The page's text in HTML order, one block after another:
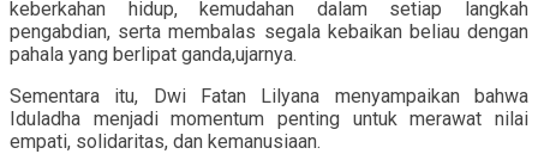
keberkahan hidup, kemudahan dalam setiap langkah
pengabdian, serta membalas segala kebaikan beliau dengan
pahala yang berlipat ganda,ujarnya.
Sementara itu, Dwi Fatan Lilyana menyampaikan bahwa
Iduladha menjadi momentum penting untuk merawat nilai
empati, solidaritas, dan kemanusiaan.